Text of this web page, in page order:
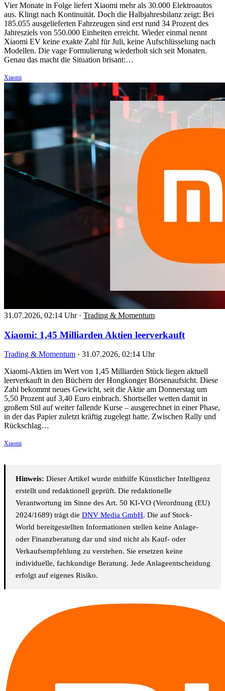
Vier Monate in Folge liefert Xiaomi mehr als 30.000 Elektroautos
aus. Klingt nach Kontinuität. Doch die Halbjahresbilanz zeigt: Bei
185.055 ausgelieferten Fahrzeugen sind erst rund 34 Prozent des
Jahresziels von 550.000 Einheiten erreicht. Wieder einmal nennt
Xiaomi EV keine exakte Zahl für Juli, keine Aufschlüsselung nach
Modellen. Die vage Formulierung wiederholt sich seit Monaten.
Genau das macht die Situation brisant:…
Xiaomi
31.07.2026, 02:14 Uhr · Trading & Momentum
Xiaomi: 1,45 Milliarden Aktien leerverkauft
Trading & Momentum · 31.07.2026, 02:14 Uhr
Xiaomi-Aktien im Wert von 1,45 Milliarden Stück liegen aktuell
leerverkauft in den Büchern der Hongkonger Börsenaufsicht. Diese
Zahl bekommt neues Gewicht, seit die Aktie am Donnerstag um
5,50 Prozent auf 3,40 Euro einbrach. Shortseller wetten damit in
großem Stil auf weiter fallende Kurse – ausgerechnet in einer Phase,
in der das Papier zuletzt kräftig zugelegt hatte. Zwischen Rally und
Rückschlag…
Xiaomi
Hinweis: Dieser Artikel wurde mithilfe Künstlicher Intelligenz
erstellt und redaktionell geprüft. Die redaktionelle
Verantwortung im Sinne des Art. 50 KI-VO (Verordnung (EU)
2024/1689) trägt die DNV Media GmbH. Die auf Stock-
World bereitgestellten Informationen stellen keine Anlage-
oder Finanzberatung dar und sind nicht als Kauf- oder
Verkaufsempfehlung zu verstehen. Sie ersetzen keine
individuelle, fachkundige Beratung. Jede Anlageentscheidung
erfolgt auf eigenes Risiko.